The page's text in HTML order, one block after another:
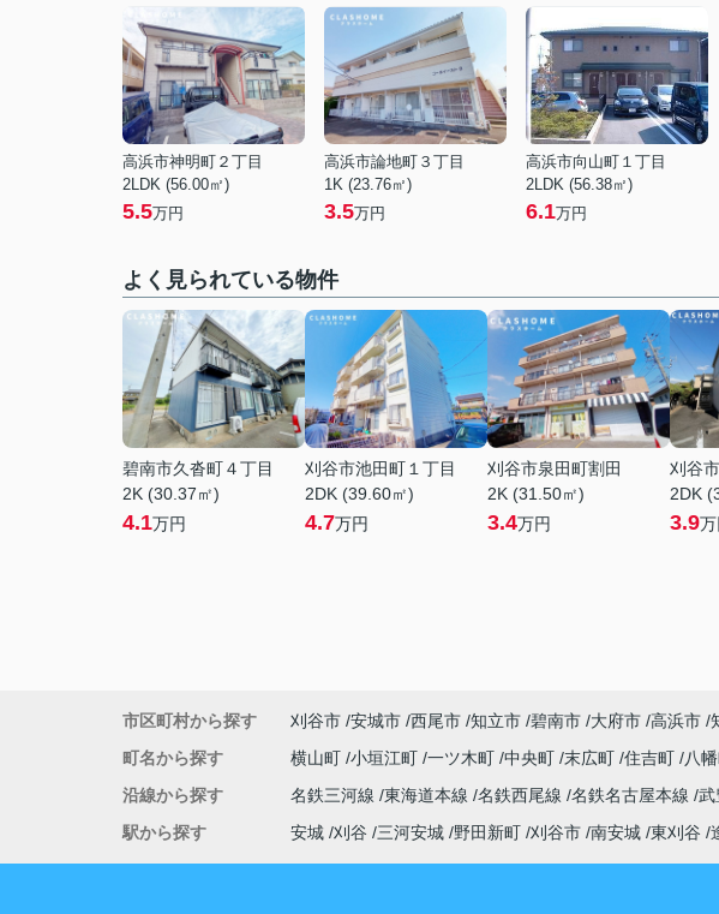
高浜市神明町２丁目
2LDK (56.00㎡)
5.5万円
高浜市論地町３丁目
1K (23.76㎡)
3.5万円
高浜市向山町１丁目
2LDK (56.38㎡)
6.1万円
よく見られている物件
碧南市久沓町４丁目
2K (30.37㎡)
4.1万円
刈谷市池田町１丁目
2DK (39.60㎡)
4.7万円
刈谷市泉田町割田
2K (31.50㎡)
3.4万円
刈谷
2DK
3.9万
市区町村から探す 刈谷市 安城市 西尾市 知立市 碧南市 大府市 高浜市
町名から探す
横山町 小垣江町 一ツ木町 中央町 末広町 住吉町 八
沿線から探す
名鉄三河線 東海道本線 名鉄西尾線 名鉄名古屋本線 武
駅から探す
安城 刈谷 三河安城 野田新町 刈谷市 南安城 東刈谷